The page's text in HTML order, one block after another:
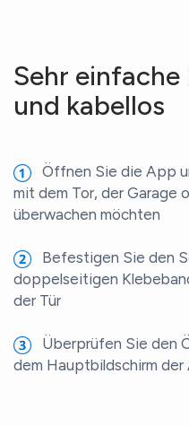
Sehr
und kabellos
Öffnen Sie die App
mit dem Tor, der Garage
überwachen möchten
Befestigen Sie den
doppelseitigen
der Tür
Überprüfen Sie den
dem Hauptbildschirm der